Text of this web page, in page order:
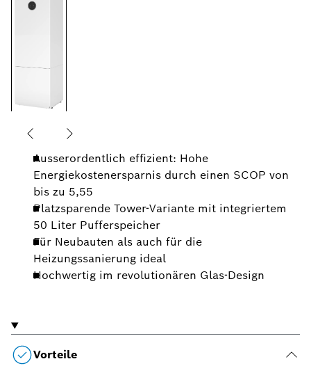
Ausserordentlich effizient: Hohe
Energiekostenersparnis durch einen SCOP von
bis zu 5,55
Platzsparende Tower-Variante mit integriertem
50 Liter Pufferspeicher
Für Neubauten als auch für die
Heizungssanierung ideal
Hochwertig im revolutionären Glas-Design
Vorteile